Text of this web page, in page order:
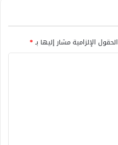
الحقول الإلزامية مشار إليها بـ*